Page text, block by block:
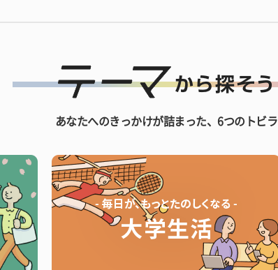
あなたへのきっかけが詰まった、6つのトビラ